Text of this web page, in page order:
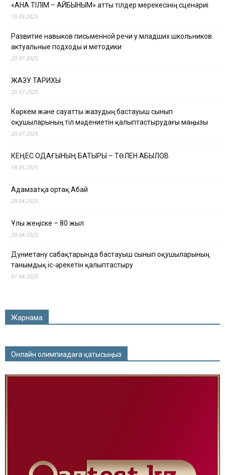
«АНА ТІЛІМ – АЙБЫНЫМ» атты тілдер мерекесінің сценариі
10.09.2025
Развитие навыков письменной речи у младших школьников:
актуальные подходы и методики
20.07.2025
ЖАЗУ ТАРИХЫ
20.07.2025
Көркем және сауатты жазудың бастауыш сынып
оқушыларының тіл мәдениетін қалыптастырудағы маңызы
20.07.2025
КЕҢЕС ОДАҒЫНЫҢ БАТЫРЫ – ТӨЛЕН ҚАБЫЛОВ
18.05.2025
Адамзатқа ортақ Абай
29.04.2025
Ұлы жеңіске – 80 жыл
29.04.2025
Дүниетану сабақтарында бастауыш сынып оқушыларының
танымдық іс-әрекетін қалыптастыру
07.04.2025
Жарнама
Онлайн олимпиадаға қатысыңыз